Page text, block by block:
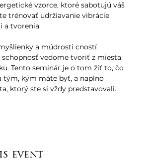
vzorce, ktoré sabotujú váš
trénovať udržiavanie vibrácie
a tvorenia.
a múdrosti cností
vedome tvoriť z miesta
Tento seminár je o tom žiť to, čo
tým, kým máte byť, a naplno
ktorý ste si vždy predstavovali.
event